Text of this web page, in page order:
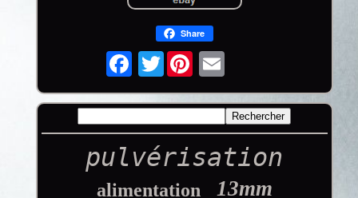
Share
Twitter
pulvérisation
alimentation 13mm